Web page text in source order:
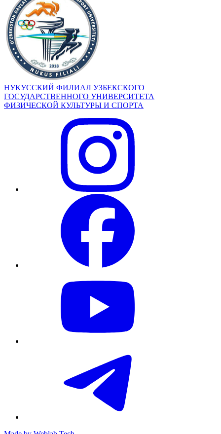
НУКУССКИЙ ФИЛИАЛ УЗБЕКСКОГО
ГОСУДАРСТВЕННОГО УНИВЕРСИТЕТА
ФИЗИЧЕСКОЙ КУЛЬТУРЫ И СПОРТА